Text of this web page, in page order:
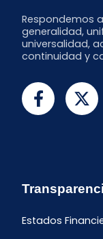
Respondemos
generalidad,
universalidad,
continuidad y
Estados